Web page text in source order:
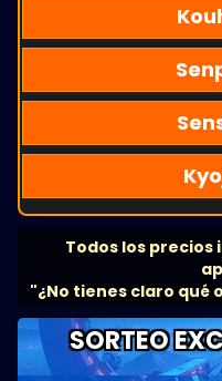
Todos los precios
"¿No tienes claro qué
SORTEO